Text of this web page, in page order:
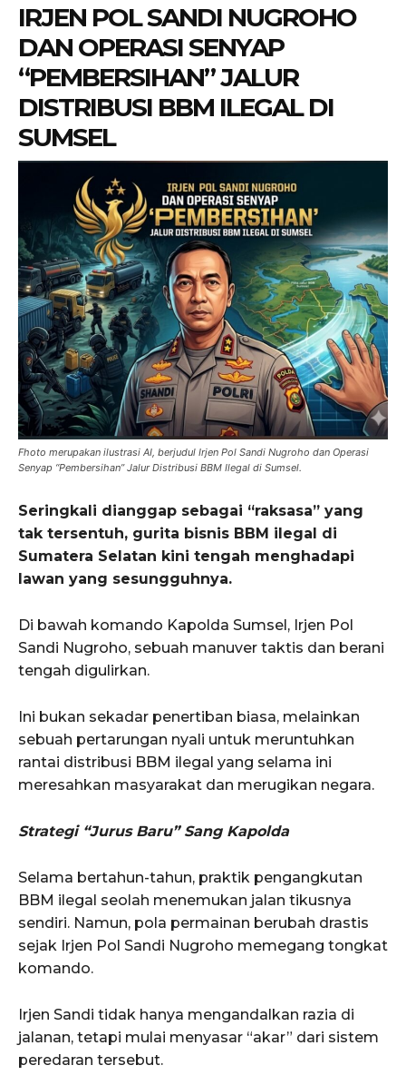
IRJEN POL SANDI NUGROHO
DAN OPERASI SENYAP
“PEMBERSIHAN” JALUR
DISTRIBUSI BBM ILEGAL DI
SUMSEL
Fhoto merupakan ilustrasi AI, berjudul Irjen Pol Sandi Nugroho dan Operasi
Senyap “Pembersihan” Jalur Distribusi BBM Ilegal di Sumsel.
Seringkali dianggap sebagai “raksasa” yang
tak tersentuh, gurita bisnis BBM ilegal di
Sumatera Selatan kini tengah menghadapi
lawan yang sesungguhnya.
Di bawah komando Kapolda Sumsel, Irjen Pol
Sandi Nugroho, sebuah manuver taktis dan berani
tengah digulirkan.
Ini bukan sekadar penertiban biasa, melainkan
sebuah pertarungan nyali untuk meruntuhkan
rantai distribusi BBM ilegal yang selama ini
meresahkan masyarakat dan merugikan negara.
Strategi “Jurus Baru” Sang Kapolda
Selama bertahun-tahun, praktik pengangkutan
BBM ilegal seolah menemukan jalan tikusnya
sendiri. Namun, pola permainan berubah drastis
sejak Irjen Pol Sandi Nugroho memegang tongkat
komando.
Irjen Sandi tidak hanya mengandalkan razia di
jalanan, tetapi mulai menyasar “akar” dari sistem
peredaran tersebut.